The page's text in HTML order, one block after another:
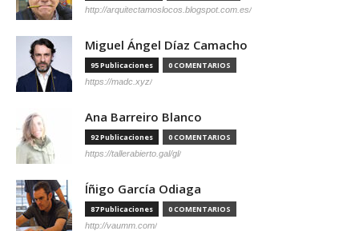
http://arquitectamoslocos.blogspot.com.es/
Miguel Ángel Díaz Camacho
95 Publicaciones 0 COMENTARIOS
https://madc.xyz/
Ana Barreiro Blanco
92 Publicaciones 0 COMENTARIOS
https://tallerabierto.gal/gl/
Íñigo García Odiaga
87 Publicaciones 0 COMENTARIOS
http://vaumm.com/